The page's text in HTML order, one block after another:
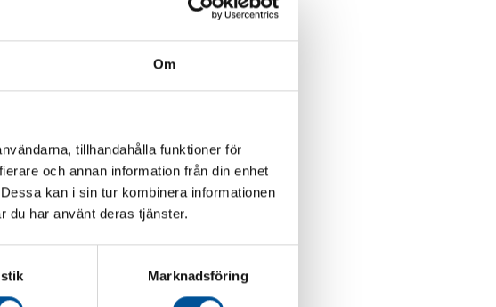
Om
tillhandahålla funktioner för
och annan information från din enhet
kan i sin tur kombinera informationen
du har använt deras tjänster.
Marknadsföring